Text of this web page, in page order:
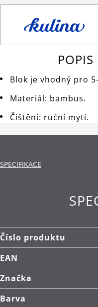
Blok je vhodný pro
Materiál: bambus.
Čištění: ruční mytí.
SPECIFIKACE
Číslo produktu
EAN
Značka
Barva